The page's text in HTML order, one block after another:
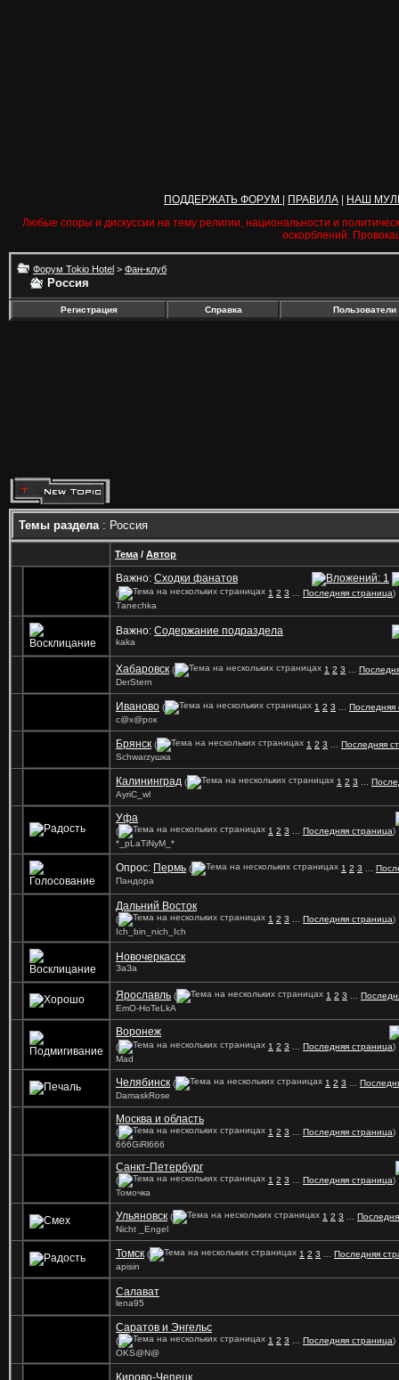
ПОДДЕРЖАТЬ ФОРУМ ПРАВИЛА
НАШ
Любые споры и дискуссии на тему религии, национальности и
оскорблений.
Форум Tokio Hotel > Фан-клуб
Россия
Регистрация Справка Пользователи
Темы раздела: Россия
Тема / Автор
Важно: Сходки фанатов
( 1 2 3 Последняя страница)
Tаnechka
Важно: Содержание подраздела
kaka
Хабаровск ( 1 2 3
DerStern
Иваново ( 1 2 3
Последняя
с@х@рок
Брянск ( 1 2 3
Последняя
Schwarzушка
Калининград ( 1 2 3
AyriC_wl
Уфа
( 1 2 3 Последняя страница)
*_pLaTiNyM_*
Опрос: Пермь ( 1 2 3
Пандора
Дальний Восток
( 1 2 3 Последняя страница)
Ich_bin_nich_Ich
Новочеркасск
ЗаЗа
Ярославль ( 1 2 3
EmO-HoTeLkA
Воронеж
( 1 2 3 Последняя страница)
Mad
Челябинск ( 1 2 3
DamaskRose
Москва и область
( 1 2 3 Последняя страница)
666GiRl666
Санкт-Петербург
( 1 2 3 Последняя страница)
Томочка
Ульяновск ( 1 2 3
Nicht _Engel
Томск ( 1 2 3
Последняя
apisin
Салават
lena95
Саратов и Энгельс
( 1 2 3 Последняя страница)
OKS@N@
Кирово-Чепецк